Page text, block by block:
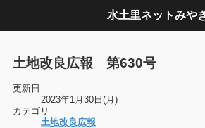
水土里ネットみや
土地改良広報 第630号
更新日
2023年1月30日(月)
カテゴリ
土地改良広報